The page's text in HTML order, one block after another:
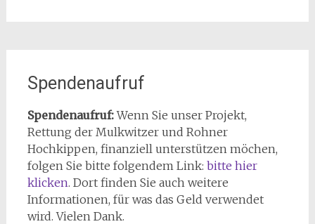
Spendenaufruf
Spendenaufruf:Wenn Sie unser Projekt,
Rettung der Mulkwitzer und Rohner
Hochkippen, finanziell unterstützen möchen,
folgen Sie bitte folgendem Link: bitte hier
klicken. Dort finden Sie auch weitere
Informationen, für was das Geld verwendet
wird. Vielen Dank.